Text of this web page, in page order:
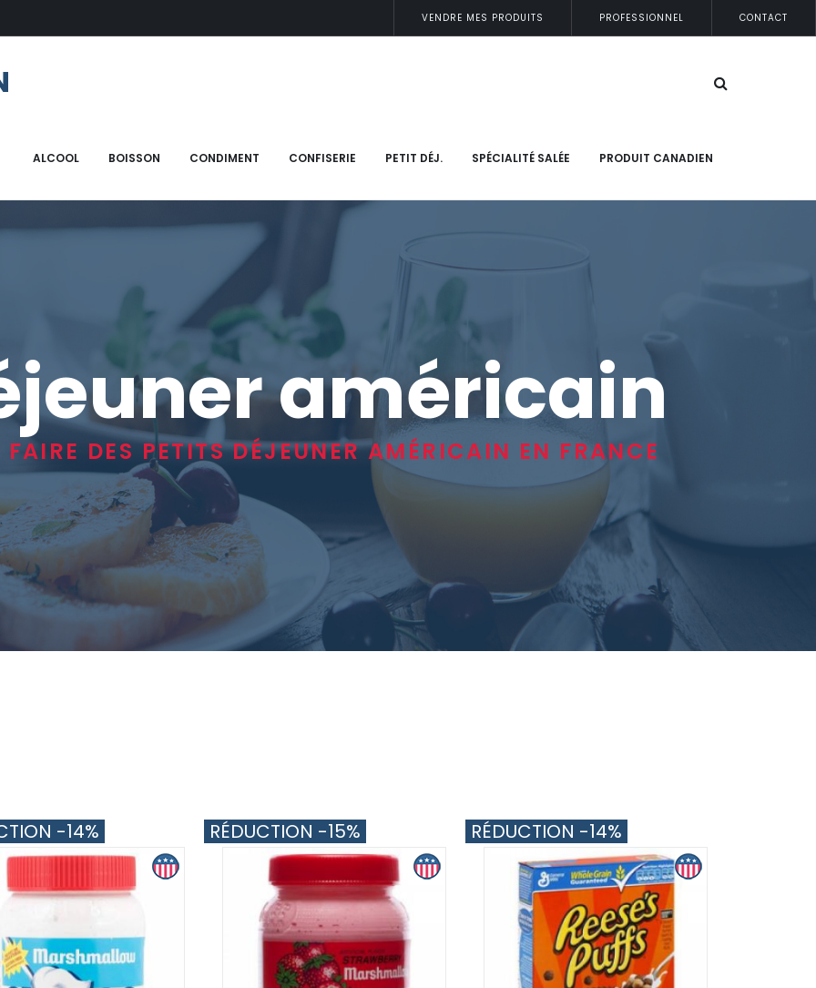
VENDRE MES PRODUITS PROFESSIONNEL CONTACT
ALCOOL BOISSON CONDIMENT CONFISERIE PETIT DÉJ. SPÉCIALITÉ SALÉE PRODUIT CANADIEN
américain
DES PETITS DÉJEUNER AMÉRICAIN EN FRANCE
-14% RÉDUCTION -15% RÉDUCTION -14%